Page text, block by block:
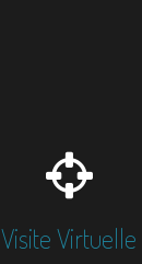
Visite Virtuelle